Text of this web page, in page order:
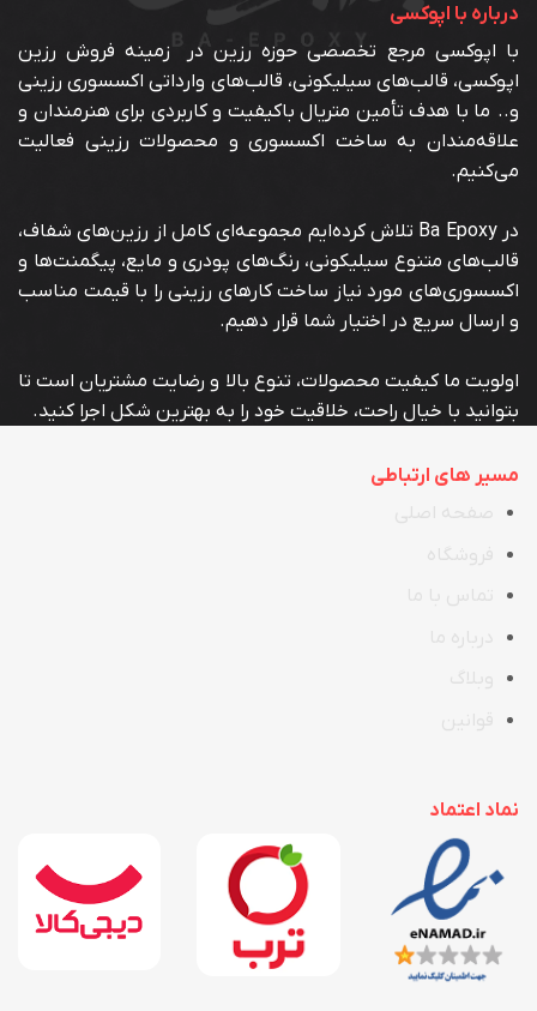
درباره با اپوکسی
با اپوکسی مرجع تخصصی حوزه رزین در زمینه فروش رزین
اپوکسی، قالب‌های سیلیکونی، قالب‌های وارداتی اکسسوری رزینی
و.. ما با هدف تأمین متریال باکیفیت و کاربردی برای هنرمندان و
علاقه‌مندان به ساخت اکسسوری و محصولات رزینی فعالیت
می‌کنیم.
در Ba Epoxy تلاش کرده‌ایم مجموعه‌ای کامل از رزین‌های شفاف،
قالب‌های متنوع سیلیکونی، رنگ‌های پودری و مایع، پیگمنت‌ها و
اکسسوری‌های مورد نیاز ساخت کارهای رزینی را با قیمت مناسب
و ارسال سریع در اختیار شما قرار دهیم.
اولویت ما کیفیت محصولات، تنوع بالا و رضایت مشتریان است تا
بتوانید با خیال راحت، خلاقیت خود را به بهترین شکل اجرا کنید.
مسیر های ارتباطی
نماد اعتماد